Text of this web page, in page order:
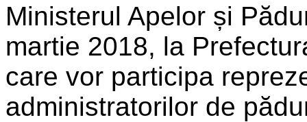
Ministerul Apelor și
martie 2018, la
care vor participa
administratorilor de